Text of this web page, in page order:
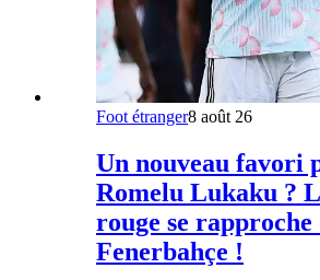
Foot étranger8 août 26
Un nouveau favori
Romelu Lukaku ?
rouge se rapproche
Fenerbahçe !